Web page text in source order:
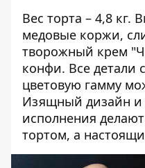
Вес торта – 4,8 кг.
медовые коржи,
творожный крем
конфи. Все детали
цветовую гамму
Изящный дизайн и
исполнения
тортом, а